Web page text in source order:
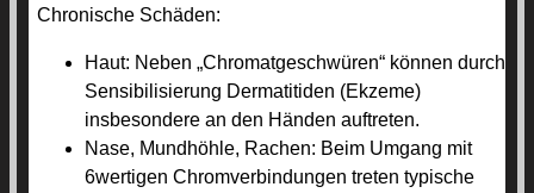
Chronische Schäden:
Haut: Neben „Chromatgeschwüren“ können durch
Sensibilisierung Dermatitiden (Ekzeme)
insbesondere an den Händen auftreten.
Nase, Mundhöhle, Rachen: Beim Umgang mit
6wertigen Chromverbindungen treten typische